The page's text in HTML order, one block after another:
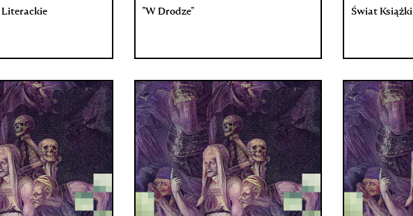
"W Drodze" Świat Książki